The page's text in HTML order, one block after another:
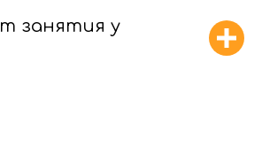
занятия у